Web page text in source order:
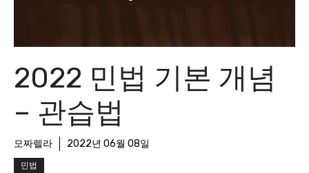
2022 민법 기본 개념
– 관습법
모짜렐라 2022년 06월 08일
민법